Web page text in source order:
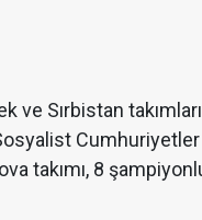
ve Sırbistan
takımı, 8